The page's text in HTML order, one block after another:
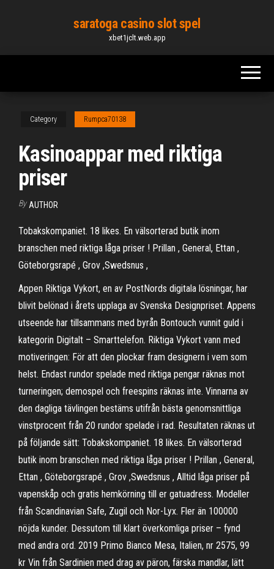
content
saratoga casino slot spel
xbet1jclt.web.app
Category Rumpca70138
Kasinoappar med riktiga
priser
By AUTHOR
Tobakskompaniet. 18 likes. En välsorterad butik inom
branschen med riktiga låga priser ! Prillan , General, Ettan ,
Göteborgsrapé , Grov ,Swedsnus ,
Appen Riktiga Vykort, en av PostNords digitala lösningar, har
blivit belönad i årets upplaga av Svenska Designpriset. Appens
utseende har tillsammans med byrån Bontouch vunnit guld i
kategorin Digitalt – Smarttelefon. Riktiga Vykort vann med
motiveringen: För att den plockar fram designern i vem som
helst. Endast rundor spelade med riktiga pengar räknas mot
turneringen; demospel och freespins räknas inte. Vinnarna av
den dagliga tävlingen bestäms utifrån bästa genomsnittliga
vinstprocent från 20 rundor spelade i rad. Resultaten räknas ut
på följande sätt: Tobakskompaniet. 18 likes. En välsorterad
butik inom branschen med riktiga låga priser ! Prillan , General,
Ettan , Göteborgsrapé , Grov ,Swedsnus , Alltid låga priser på
vapenskåp och gratis hemkörning till er gatuadress. Modeller
från Scandinavian Safe, Zugil och Nor-Lyx. Fler än 100000
nöjda kunder. Dessutom till klart överkomliga priser – fynd
med andra ord. 2019 Primo Bianco Mesa, Italien, nr 2575, 99
kr Vin från Sardinien med drag av päron, färska mandlar, lätt